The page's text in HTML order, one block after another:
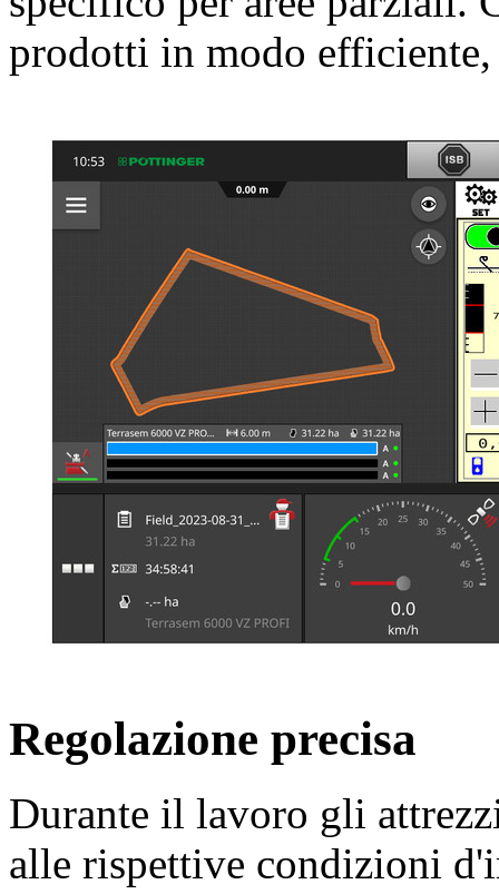
prodotti in modo
Regolazione precisa
Durante il lavoro gli
alle rispettive condizioni